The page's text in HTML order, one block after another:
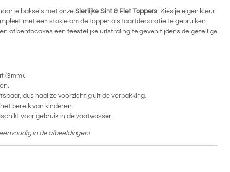
je baksels met onze Sierlijke Sint & Piet Toppers! Kies je eigen kleur
met een stokje om de topper als taartdecoratie te gebruiken.
of bentocakes een feestelijke uitstraling te geven tijdens de gezellige
(3mm).
dus haal ze voorzichtig uit de verpakking.
bereik van kinderen.
voor gebruik in de vaatwasser.
in de afbeeldingen!